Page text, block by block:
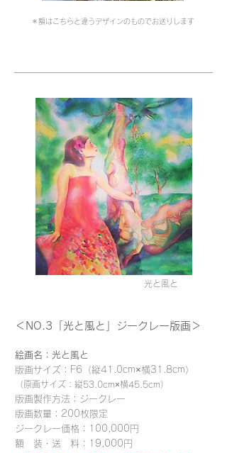
＊額はこちらと違うデザインのものでお送りします
光と風と
＜NO.3「光と風と」ジークレー版画＞
絵画名：光と風と
版画サイズ：F6（縦41.0cm×横31.8cm）
（原画サイズ：縦53.0cm×横45.5cm）
版画製作方法：ジークレー
版画数量：200枚限定
ジークレー価格：100,000円
額 装・送 料：19,000円